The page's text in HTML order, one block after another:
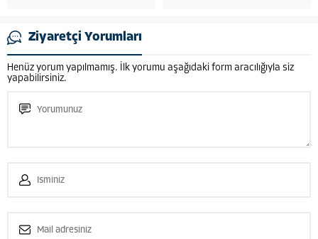
Ziyaretçi Yorumları
Henüz yorum yapılmamış. İlk yorumu aşağıdaki form aracılığıyla siz
yapabilirsiniz.